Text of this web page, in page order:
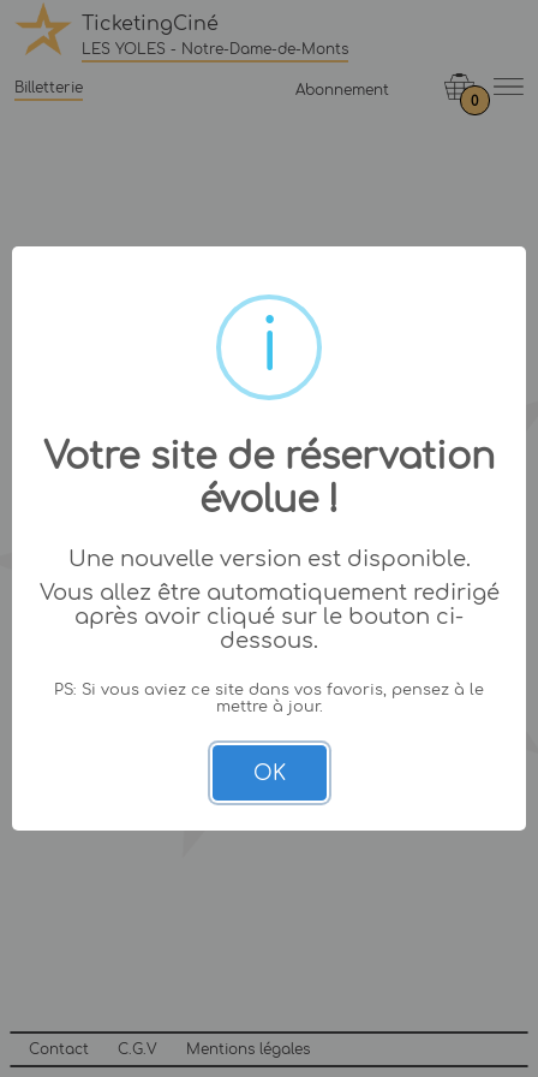
TicketingCiné
LES YOLES - Notre-Dame-de-Monts
Billetterie Abonnement
0
Contact C.G.V Mentions légales
Votre site de réservation
évolue !
Une nouvelle version est disponible.
Vous allez être automatiquement redirigé
après avoir cliqué sur le bouton ci-
dessous.
PS: Si vous aviez ce site dans vos favoris, pensez à le
mettre à jour.
OK